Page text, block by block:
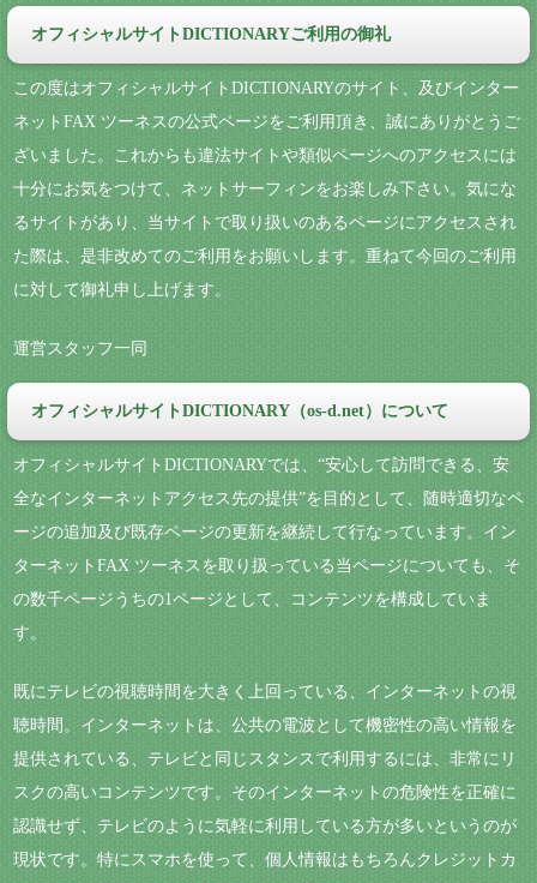
オフィシャルサイトDICTIONARYご利用の御礼
この度はオフィシャルサイトDICTIONARYのサイト、及びインター
ネットFAX ツーネスの公式ページをご利用頂き、誠にありがとうご
ざいました。これからも違法サイトや類似ページへのアクセスには
十分にお気をつけて、ネットサーフィンをお楽しみ下さい。気にな
るサイトがあり、当サイトで取り扱いのあるページにアクセスされ
た際は、是非改めてのご利用をお願いします。重ねて今回のご利用
に対して御礼申し上げます。
運営スタッフ一同
オフィシャルサイトDICTIONARY（os-d.net）について
オフィシャルサイトDICTIONARYでは、“安心して訪問できる、安
全なインターネットアクセス先の提供”を目的として、随時適切なペ
ージの追加及び既存ページの更新を継続して行なっています。イン
ターネットFAX ツーネスを取り扱っている当ページについても、そ
の数千ページうちの1ページとして、コンテンツを構成していま
す。
既にテレビの視聴時間を大きく上回っている、インターネットの視
聴時間。インターネットは、公共の電波として機密性の高い情報を
提供されている、テレビと同じスタンスで利用するには、非常にリ
スクの高いコンテンツです。そのインターネットの危険性を正確に
認識せず、テレビのように気軽に利用している方が多いというのが
現状です。特にスマホを使って、個人情報はもちろんクレジットカ